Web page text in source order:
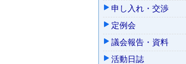
申し入れ・交渉
定例会
議会報告・資料
活動日誌